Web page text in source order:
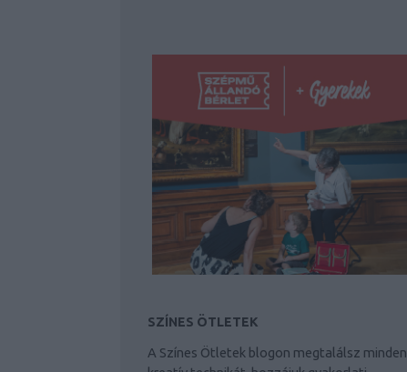
SZÍNES ÖTLETEK
A Színes Ötletek blogon megtalálsz minden